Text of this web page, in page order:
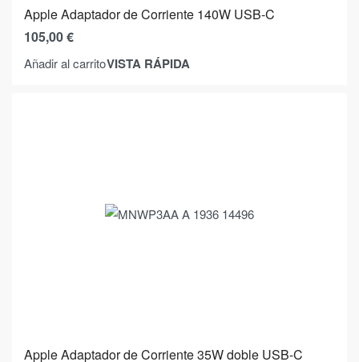
Apple Adaptador de Corriente 140W USB-C
105,00€
Añadir al carritoVISTA RÁPIDA
Apple Adaptador de Corriente 35W doble USB-C